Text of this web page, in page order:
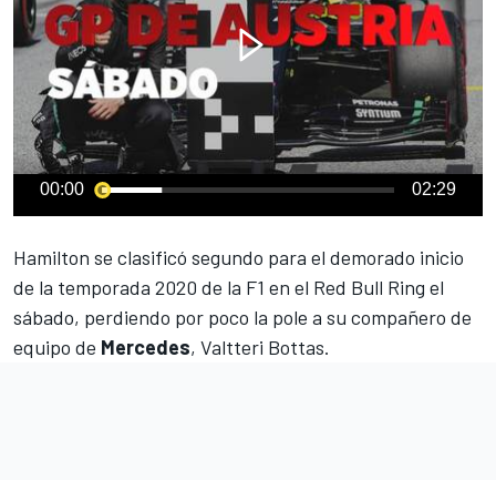
00:00 02:29
Hamilton se clasificó segundo para el demorado inicio
de la temporada 2020 de la F1 en el Red Bull Ring el
sábado, perdiendo por poco la pole a su compañero de
equipo de Mercedes, Valtteri Bottas.